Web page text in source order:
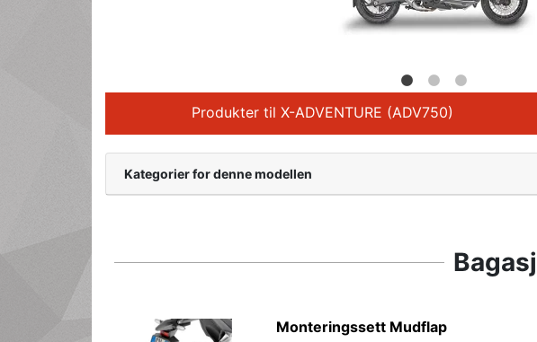
Produkter til X-ADVENTURE (ADV750)
Kategorier for denne modellen
Monteringssett Mudflap